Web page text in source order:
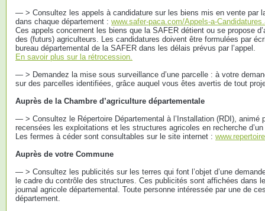
— > Consultez les appels à candidature sur les biens mis en vente par
dans chaque département : www.safer-paca.com/Appels-a-
Ces appels concernent les biens que la SAFER détient ou se propose
des (futurs) agriculteurs. Les candidatures doivent être formulées par
bureau départemental de la SAFER dans les délais prévus par l’appel.
En savoir plus sur la rétrocession.
— > Demandez la mise sous surveillance d’une parcelle : à votre
sur des parcelles identifiées, grâce auquel vous êtes avertis de tout
Auprès de la Chambre d’agriculture départementale
— > Consultez le Répertoire Départemental à l’Installation (RDI), animé
recensées les exploitations et les structures agricoles en recherche
Les fermes à céder sont consultables sur le site internet :
Auprès de votre Commune
— > Consultez les publicités sur les terres qui font l’objet d’une
le cadre du contrôle des structures. Ces publicités sont affichées dans
journal agricole départemental. Toute personne intéressée par une de
département.